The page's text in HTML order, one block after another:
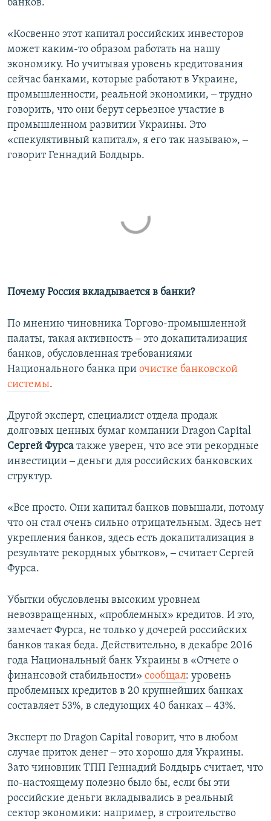
банков.
«Косвенно этот капитал российских инвесторов
может каким-то образом работать на нашу
экономику. Но учитывая уровень кредитования
сейчас банками, которые работают в Украине,
промышленности, реальной экономики, ‒ трудно
говорить, что они берут серьезное участие в
промышленном развитии Украины. Это
«спекулятивный капитал», я его так называю», ‒
говорит Геннадий Болдырь.
Почему Россия вкладывается в банки?
По мнению чиновника Торгово-промышленной
палаты, такая активность ‒ это докапитализация
банков, обусловленная требованиями
Национального банка при очистке банковской
системы.
Другой эксперт, специалист отдела продаж
долговых ценных бумаг компании Dragon Capital
Сергей Фурса также уверен, что все эти рекордные
инвестиции ‒ деньги для российских банковских
структур.
«Все просто. Они капитал банков повышали, потому
что он стал очень сильно отрицательным. Здесь нет
укрепления банков, здесь есть докапитализация в
результате рекордных убытков», ‒ считает Сергей
Фурса.
Убытки обусловлены высоким уровнем
невозвращенных, «проблемных» кредитов. И это,
замечает Фурса, не только у дочерей российских
банков такая беда. Действительно, в декабре 2016
года Национальный банк Украины в «Отчете о
финансовой стабильности» сообщал: уровень
проблемных кредитов в 20 крупнейших банках
составляет 53%, в следующих 40 банках ‒ 43%.
Эксперт по Dragon Capital говорит, что в любом
случае приток денег ‒ это хорошо для Украины.
Зато чиновник ТПП Геннадий Болдырь считает, что
по-настоящему полезно было бы, если бы эти
российские деньги вкладывались в реальный
сектор экономики: например, в строительство